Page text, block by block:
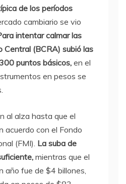
de los períodos
cambiario se vio
intentar calmar las
Central (BCRA) subió las
puntos básicos, en el
en pesos se
al alza hasta que el
acuerdo con el Fondo
(FMI). La suba de
mientras que el
año fue de $4 billones,